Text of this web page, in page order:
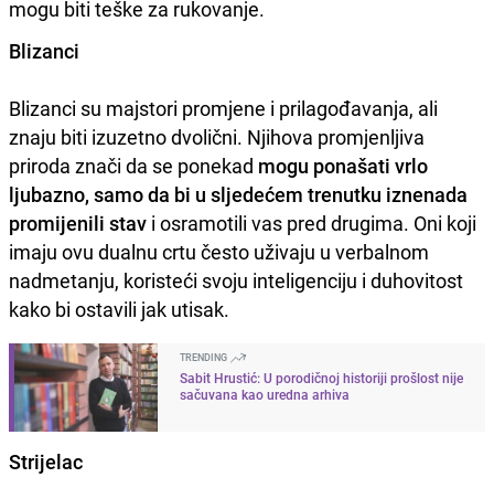
mogu biti teške za rukovanje.
Blizanci
Blizanci su majstori promjene i prilagođavanja, ali
znaju biti izuzetno dvolični. Njihova promjenljiva
priroda znači da se ponekad mogu ponašati vrlo
ljubazno, samo da bi u sljedećem trenutku iznenada
promijenili stav i osramotili vas pred drugima. Oni koji
imaju ovu dualnu crtu često uživaju u verbalnom
nadmetanju, koristeći svoju inteligenciju i duhovitost
kako bi ostavili jak utisak.
TRENDING
Sabit Hrustić: U porodičnoj historiji prošlost nije
sačuvana kao uredna arhiva
Strijelac